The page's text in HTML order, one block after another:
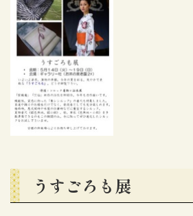
うすごろも展